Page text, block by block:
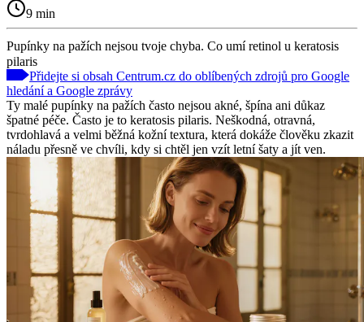
9 min
Pupínky na pažích nejsou tvoje chyba. Co umí retinol u keratosis
pilaris
Přidejte si obsah Centrum.cz do oblíbených zdrojů pro Google
hledání a Google zprávy
Ty malé pupínky na pažích často nejsou akné, špína ani důkaz
špatné péče. Často je to keratosis pilaris. Neškodná, otravná,
tvrdohlavá a velmi běžná kožní textura, která dokáže člověku zkazit
náladu přesně ve chvíli, kdy si chtěl jen vzít letní šaty a jít ven.